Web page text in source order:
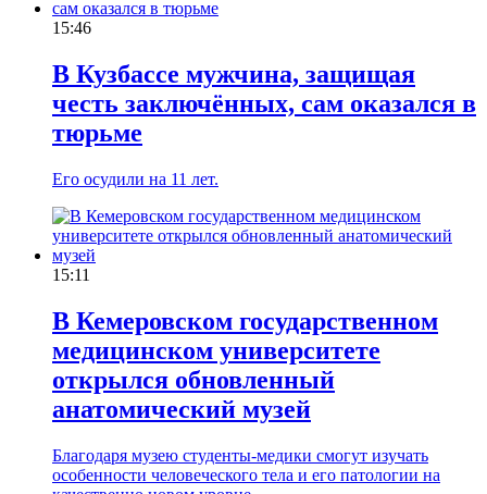
15:46
В Кузбассе мужчина, защищая
честь заключённых, сам оказался в
тюрьме
Его осудили на 11 лет.
15:11
В Кемеровском государственном
медицинском университете
открылся обновленный
анатомический музей
Благодаря музею студенты-медики смогут изучать
особенности человеческого тела и его патологии на